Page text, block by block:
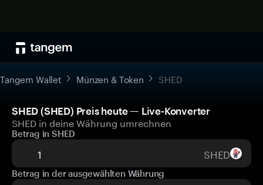
Tangem Wallet Münzen & Token SHED
SHED (SHED) Preis heute — Live-Konverter
SHED in deine Währung umrechnen
Betrag in SHED
SHED
Betrag in der ausgewählten Währung